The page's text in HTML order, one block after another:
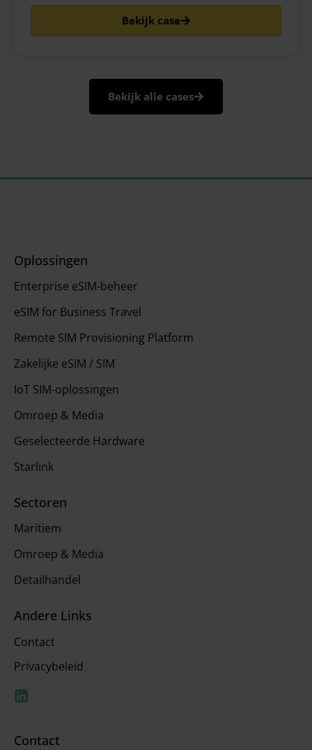
liggen, en niets dat erover waakt. Hetzelfde geldt
voor een festivalterrein de week voordat de poorten
Bekijk case
Bekijk alle cases
Oplossingen
Enterprise eSIM-beheer
eSIM for Business Travel
Remote SIM Provisioning Platform
Zakelijke eSIM / SIM
IoT SIM-oplossingen
Omroep & Media
Geselecteerde Hardware
Starlink
Sectoren
Maritiem
Omroep & Media
Detailhandel
Andere Links
Contact
Privacybeleid
Contact